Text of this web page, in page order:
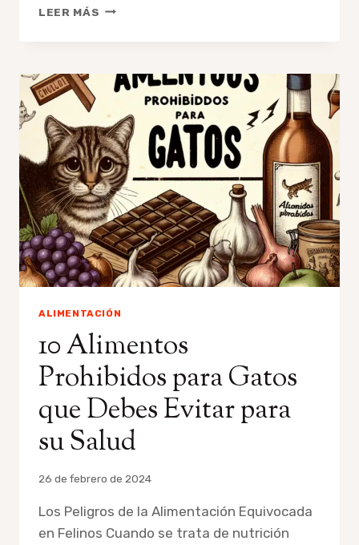
LEER MÁS GUÍA
CÓMO
PREPARAR
SALUDABLE
PARA
GATOS
EN
CASA
ALIMENTACIÓN
10 Alimentos
Prohibidos para Gatos
que Debes Evitar para
su Salud
Por
26 de febrero de 2024
Los Peligros de la Alimentación Equivocada
en Felinos Cuando se trata de nutrición